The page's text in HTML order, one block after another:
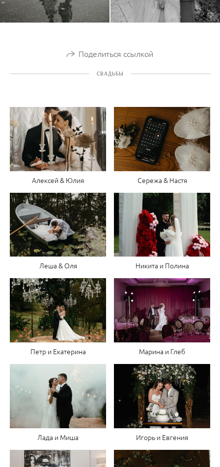
Поделиться ссылкой
СВАДЬБЫ
Алексей & Юлия Сережа & Настя
Леша & Оля Никита и Полина
Петр и Екатерина Марина и Глеб
Лада и Миша Игорь и Евгения